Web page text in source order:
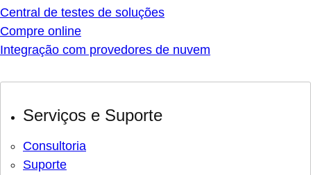
Central de testes de soluções
Compre online
Integração com provedores de nuvem
Serviços e Suporte
Consultoria
Suporte